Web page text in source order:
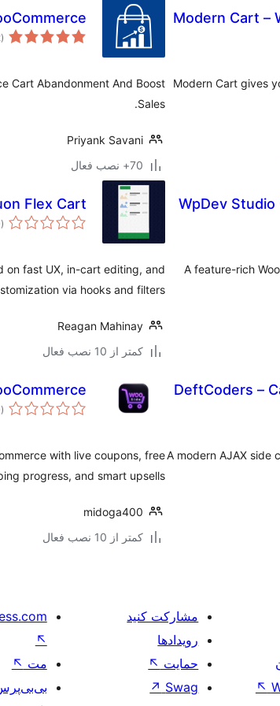
Modern Cart –
Modern Cart gives
(22
Cart Abandonment And Boost
Sales.
Priyank Savani
70+ نصب فعال
WpDev
A feature-rich
Flex Cart
(0
on fast UX, in-cart editing, and
via hooks and filters.
Reagan Mahinay
کمتر از 10 نصب فعال
DeftCoders –
A modern AJAX side
(0
with live coupons, free
progress, and smart upsells.
midoga400
کمتر از 10 نصب فعال
↖
مشارکت کنید
رویدادها
حمایت ↖
Swag
↗
↖
مت ↖